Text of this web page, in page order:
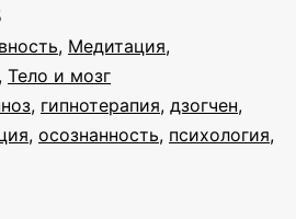
, Медитация,
, Тело и мозг
, гипнотерапия, дзогчен,
, осознанность, психология,